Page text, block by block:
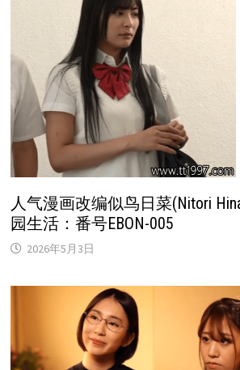
人气漫画改编似鸟日菜(Nitori
园生活：番号EBON-005
2026年5月3日